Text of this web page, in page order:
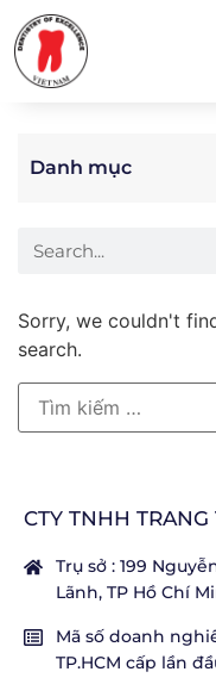
Danh mục
Sorry, we couldn't
search.
CTY TNHH
Trụ sở : 199
Lãnh, TP Hồ Chí
Mã số doanh
TP.HCM cấp lần